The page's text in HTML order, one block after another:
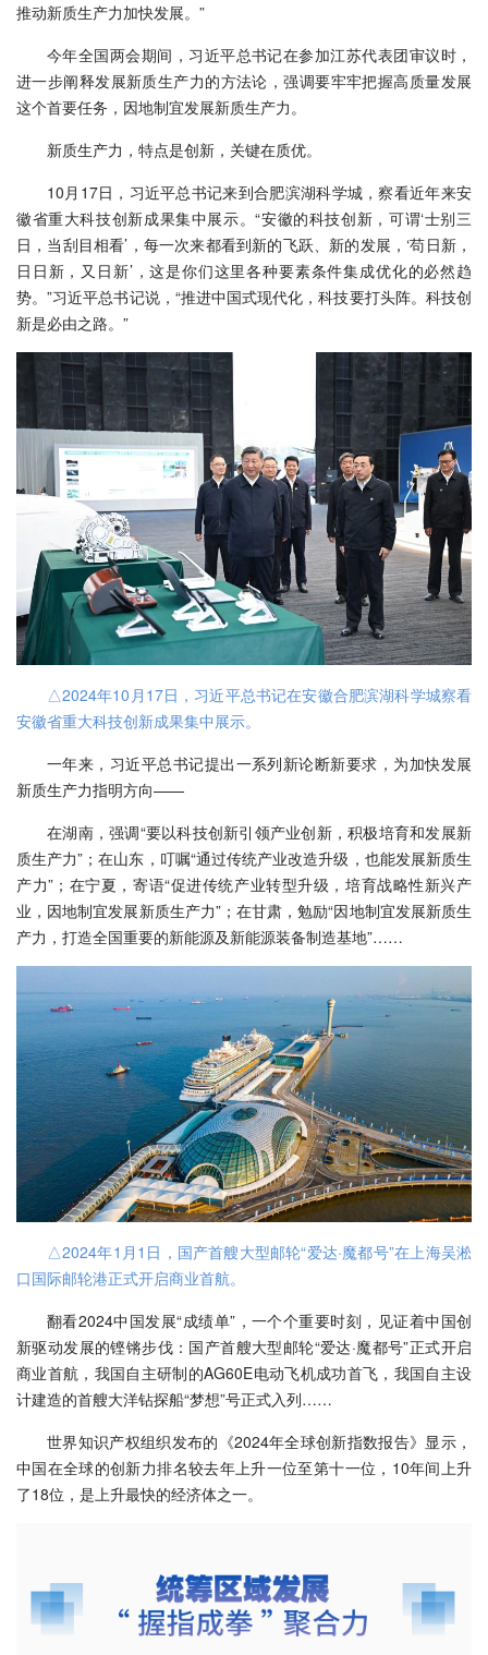
推动新质生产力加快发展。”
今年全国两会期间，习近平总书记在参加江苏代表团审议时，
进一步阐释发展新质生产力的方法论，强调要牢牢把握高质量发展
这个首要任务，因地制宜发展新质生产力。
新质生产力，特点是创新，关键在质优。
10月17日，习近平总书记来到合肥滨湖科学城，察看近年来安
徽省重大科技创新成果集中展示。“安徽的科技创新，可谓‘士别三
日，当刮目相看’，每一次来都看到新的飞跃、新的发展，‘苟日新，
日日新，又日新’，这是你们这里各种要素条件集成优化的必然趋
势。”习近平总书记说，“推进中国式现代化，科技要打头阵。科技创
新是必由之路。”
△2024年10月17日，习近平总书记在安徽合肥滨湖科学城察看
安徽省重大科技创新成果集中展示。
一年来，习近平总书记提出一系列新论断新要求，为加快发展
新质生产力指明方向——
在湖南，强调“要以科技创新引领产业创新，积极培育和发展新
质生产力”；在山东，叮嘱“通过传统产业改造升级，也能发展新质生
产力”；在宁夏，寄语“促进传统产业转型升级，培育战略性新兴产
业，因地制宜发展新质生产力”；在甘肃，勉励“因地制宜发展新质生
产力，打造全国重要的新能源及新能源装备制造基地”……
△2024年1月1日，国产首艘大型邮轮“爱达·魔都号”在上海吴淞
口国际邮轮港正式开启商业首航。
翻看2024中国发展“成绩单”，一个个重要时刻，见证着中国创
新驱动发展的铿锵步伐：国产首艘大型邮轮“爱达·魔都号”正式开启
商业首航，我国自主研制的AG60E电动飞机成功首飞，我国自主设
计建造的首艘大洋钻探船“梦想”号正式入列……
世界知识产权组织发布的《2024年全球创新指数报告》显示，
中国在全球的创新力排名较去年上升一位至第十一位，10年间上升
了18位，是上升最快的经济体之一。